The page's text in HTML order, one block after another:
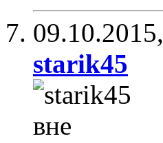
09.10.2015,
starik45